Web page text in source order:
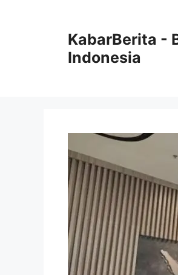
KabarBerita -
Indonesia